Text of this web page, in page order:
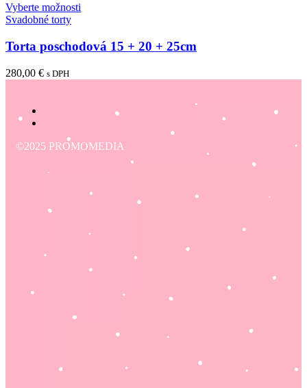
Vyberte možnosti
Svadobné torty
Torta poschodová 15 + 20 + 25cm
280,00 € s DPH
©2025 PROMOMEDIA